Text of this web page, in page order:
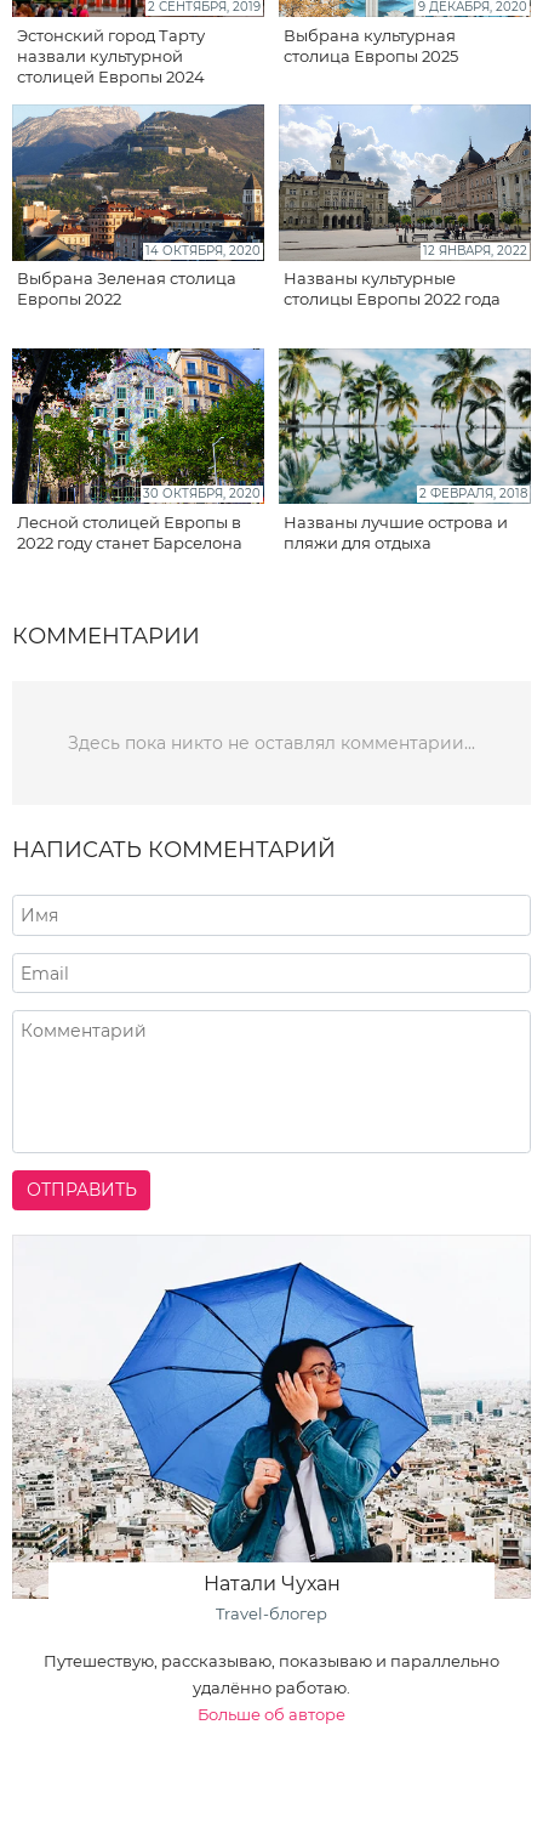
2 СЕНТЯБРЯ, 2019
Эстонский город Тарту
назвали культурной
столицей Европы 2024
9 ДЕКАБРЯ, 2020
Выбрана культурная
столица Европы 2025
14 ОКТЯБРЯ, 2020
Выбрана Зеленая столица
Европы 2022
12 ЯНВАРЯ, 2022
Названы культурные
столицы Европы 2022 года
30 ОКТЯБРЯ, 2020
Лесной столицей Европы в
2022 году станет Барселона
2 ФЕВРАЛЯ, 2018
Названы лучшие острова и
пляжи для отдыха
КОММЕНТАРИИ
Здесь пока никто не оставлял комментарии...
НАПИСАТЬ КОММЕНТАРИЙ
ОТПРАВИТЬ
Натали Чухан
Travel-блогер
Путешествую, рассказываю, показываю и параллельно
удалённо работаю.
Больше об авторе